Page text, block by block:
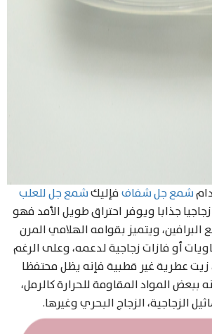
شمع جل شفاففإليكشمع جل للعلب
جذابا ويوفر احتراق طويل الأمد فهو
ويتميز بقوامه الهلامي المرن
أو فازات زجاجية لدعمه، وعلى الرغم
زيت عطرية غير قطبية فإنه يظل محتفظا
ببعض المواد المقاومة للحرارة كالرمل،
الزجاجية، الزجاج البحري وغيرها.